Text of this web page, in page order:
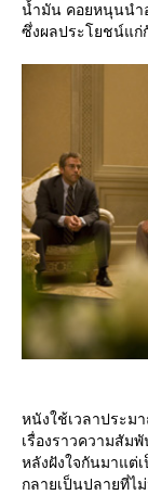
น้ำมัน คอยหนุนนำ
ซึ่งผลประโยชน์แก่
หนังใช้เวลาประม
เรื่องราวความสัม
หลังฝังใจกันมาแต่
กลายเป็นปลายที่ไ